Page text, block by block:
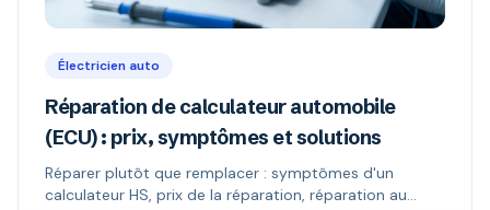
Électricien auto
Réparation de calculateur automobile
(ECU) : prix, symptômes et solutions
Réparer plutôt que remplacer : symptômes d'un
calculateur HS, prix de la réparation, réparation au